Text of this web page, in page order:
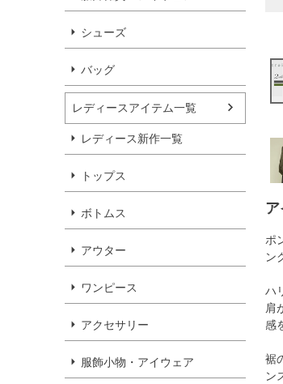
シューズ
バッグ
レディースアイテム一覧
レディース新作一覧
トップス
ボトムス
アウター
ワンピース
アクセサリー
服飾小物・アイウェア
ア
ポ
ン
ハ
肩
感
裾
ン